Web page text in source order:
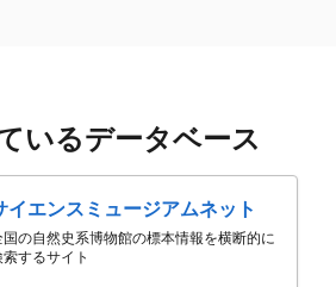
いるデータベース
イエンスミュージアムネット
国の自然史系博物館の標本情報を横断的に
索するサイト